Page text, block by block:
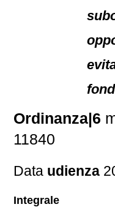
Ordinanza|6
11840
Data udienza
Integrale